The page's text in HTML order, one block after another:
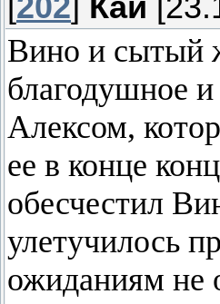
Вино и сытый
благодушное
Алексом,
ее в конце
обесчестил
улетучилось
ожиданиям не